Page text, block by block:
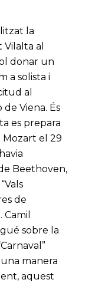
la
al
donar un
a solista i
al
Viena. És
es prepara
Mozart el 29
Beethoven,
de
sobre la
manera
aquest